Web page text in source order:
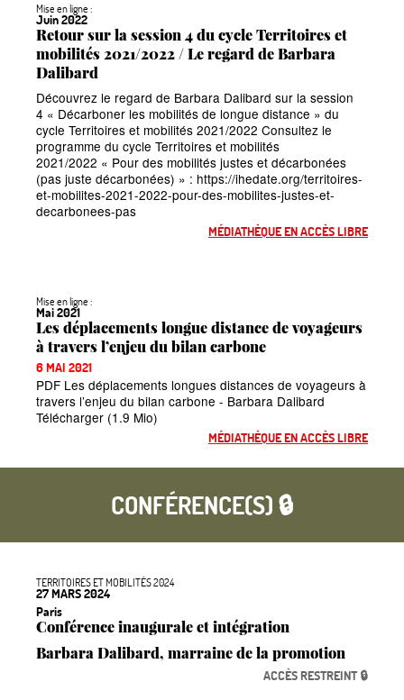
Mise en ligne :
Juin 2022
Retour sur la session 4 du cycle Territoires et
mobilités 2021/2022 / Le regard de Barbara
Dalibard
Découvrez le regard de Barbara Dalibard sur la session
4 « Décarboner les mobilités de longue distance » du
cycle Territoires et mobilités 2021/2022 Consultez le
programme du cycle Territoires et mobilités
2021/2022 « Pour des mobilités justes et décarbonées
(pas juste décarbonées) » : https://ihedate.org/territoires-
et-mobilites-2021-2022-pour-des-mobilites-justes-et-
decarbonees-pas
MÉDIATHÈQUE EN ACCÈS LIBRE
Mise en ligne :
Mai 2021
Les déplacements longue distance de voyageurs
à travers l’enjeu du bilan carbone
6 MAI 2021
PDF Les déplacements longues distances de voyageurs à
travers l’enjeu du bilan carbone - Barbara Dalibard
Télécharger (1.9 Mio)
MÉDIATHÈQUE EN ACCÈS LIBRE
CONFÉRENCE(S) 🔒
TERRITOIRES ET MOBILITÉS 2024
27 MARS 2024
Paris
Conférence inaugurale et intégration
Barbara Dalibard, marraine de la promotion
ACCÈS RESTREINT 🔒